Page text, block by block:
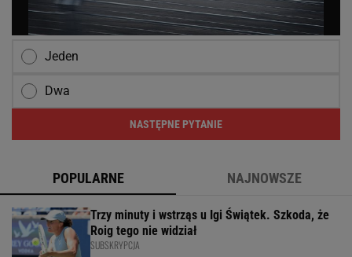
Jeden
Dwa
NASTĘPNE PYTANIE
POPULARNE NAJNOWSZE
Trzy minuty i wstrząs u Igi Świątek. Szkoda, że
Roig tego nie widział
SUBSKRYPCJA